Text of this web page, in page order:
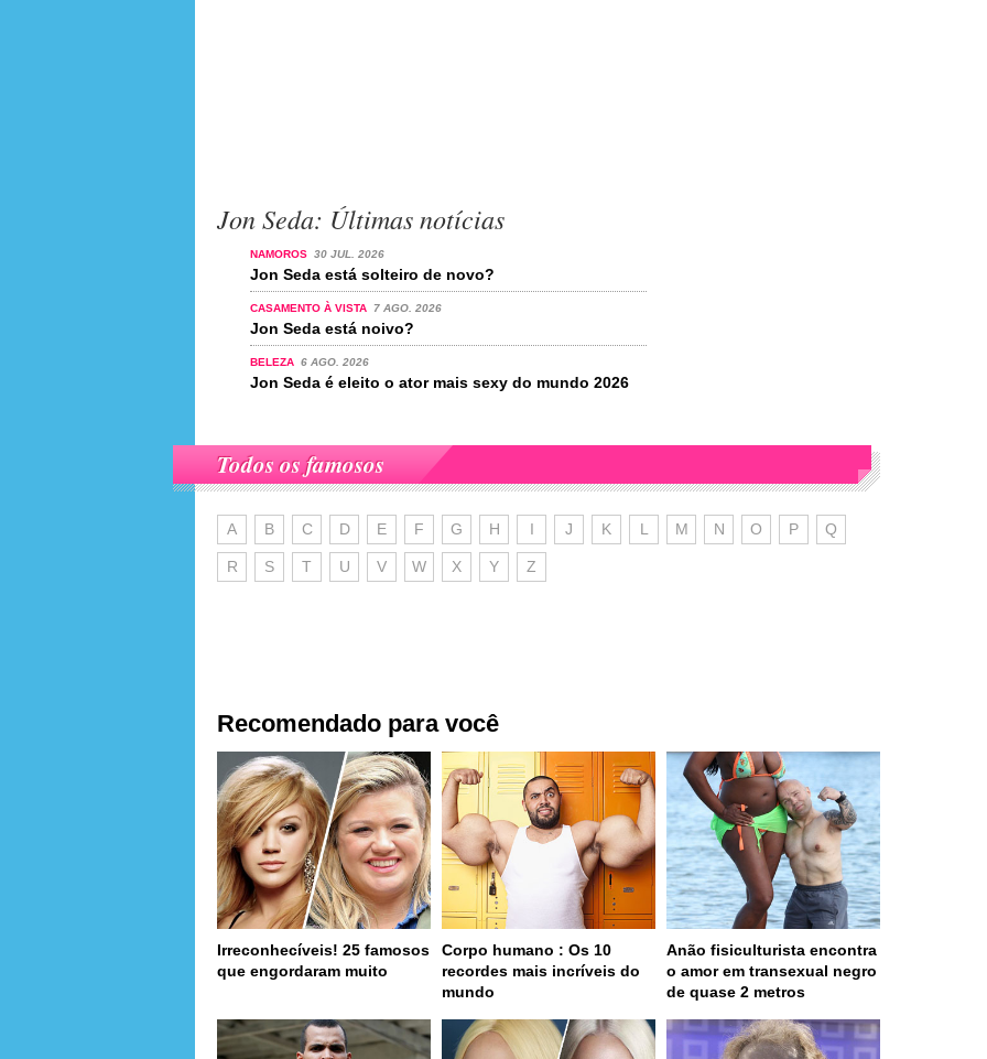
Jon Seda: Últimas notícias
NAMOROS 30 JUL. 2026
Jon Seda está solteiro de novo?
CASAMENTO À VISTA 7 AGO. 2026
Jon Seda está noivo?
BELEZA 6 AGO. 2026
Jon Seda é eleito o ator mais sexy do mundo 2026
Todos os famosos
A B C D E F G H I J K L M N O P Q
R S T U V W X Y Z
Recomendado para você
Irreconhecíveis! 25 famosos
que engordaram muito
Corpo humano : Os 10
recordes mais incríveis do
mundo
Anão fisiculturista encontra
o amor em transexual negro
de quase 2 metros